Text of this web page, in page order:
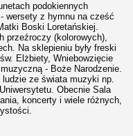
podokiennych
wersety z hymnu na cześć
Boski Loretańskiej.
przeźroczy (kolorowych),
Na sklepieniu były freski
Elżbiety, Wniebowzięcie
- Boże Narodzenie.
ze świata muzyki np.
Obecnie Sala
koncerty i wiele różnych,